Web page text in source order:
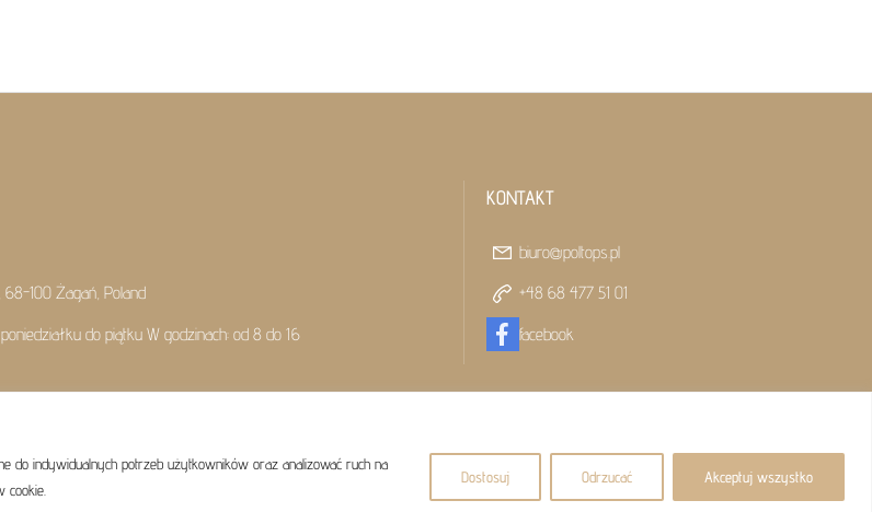
do indywidualnych potrzeb użytkowników oraz analizować ruch na
cookie.
Dostosuj Odrzucać Akceptuj wszystko
68-100 Żagań, Poland
do piątku W godzinach: od 8 do 16
KONTAKT
biuro@poltops.pl
+48 68 477 51 01
facebook